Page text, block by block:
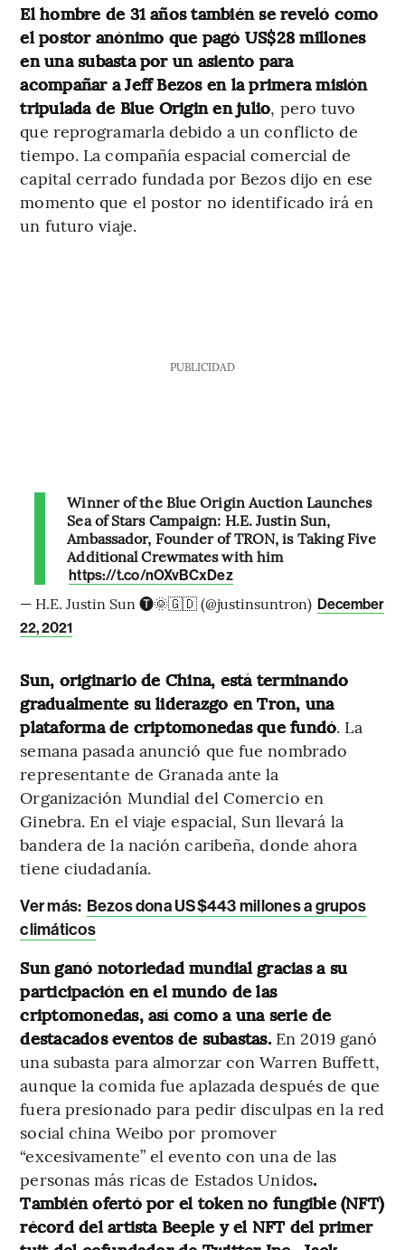
El hombre de 31 años también se reveló como
el postor anónimo que pagó US$28 millones
en una subasta por un asiento para
acompañar a Jeff Bezos en la primera misión
tripulada de Blue Origin en julio, pero tuvo
que reprogramarla debido a un conflicto de
tiempo. La compañía espacial comercial de
capital cerrado fundada por Bezos dijo en ese
momento que el postor no identificado irá en
un futuro viaje.
PUBLICIDAD
Winner of the Blue Origin Auction Launches
Sea of Stars Campaign: H.E. Justin Sun,
Ambassador, Founder of TRON, is Taking Five
Additional Crewmates with him
https://t.co/nOXvBCxDez
— H.E. Justin Sun 🅣🌞🇬🇩 (@justinsuntron) December
22, 2021
Sun, originario de China, está terminando
gradualmente su liderazgo en Tron, una
plataforma de criptomonedas que fundó. La
semana pasada anunció que fue nombrado
representante de Granada ante la
Organización Mundial del Comercio en
Ginebra. En el viaje espacial, Sun llevará la
bandera de la nación caribeña, donde ahora
tiene ciudadanía.
Ver más: Bezos dona US$443 millones a grupos
climáticos
Sun ganó notoriedad mundial gracias a su
participación en el mundo de las
criptomonedas, así como a una serie de
destacados eventos de subastas. En 2019 ganó
una subasta para almorzar con Warren Buffett,
aunque la comida fue aplazada después de que
fuera presionado para pedir disculpas en la red
social china Weibo por promover
“excesivamente” el evento con una de las
personas más ricas de Estados Unidos.
También ofertó por el token no fungible (NFT)
récord del artista Beeple y el NFT del primer